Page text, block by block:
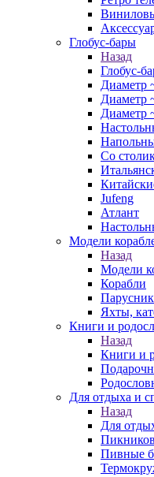
Глобус-бары
Назад
Глобус-
Диаметр
Диаметр
Диаметр
Со
Jufeng
Атлант
Модели
Назад
Модели
Корабли
Яхты,
Книги и
Назад
Книги и
Для отдыха и
Назад
Для
Пивные